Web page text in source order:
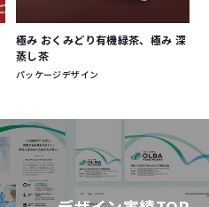
極み おくみどり有機緑茶、極み 深
蒸し茶
パッケージデザイン